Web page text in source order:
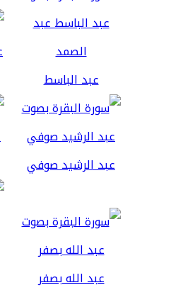
عبد الباسط
عبد الرشيد صوفي
عبد الله بصفر